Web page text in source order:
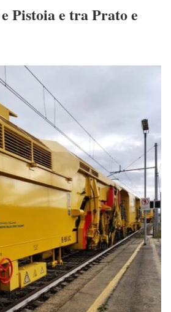
Pistoia e tra Prato e